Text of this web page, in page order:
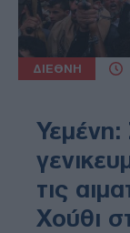
ΔΙΕΘΝΗ
τις
Χούθι